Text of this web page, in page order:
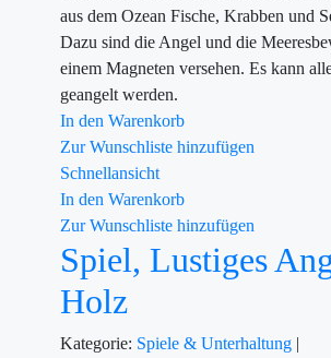
aus dem Ozean Fische, Krabben und
Dazu sind die Angel und die
einem Magneten versehen. Es kann
geangelt werden.
In den Warenkorb
Zur Wunschliste hinzufügen
Schnellansicht
In den Warenkorb
Zur Wunschliste hinzufügen
Spiel, Lustiges
Holz
Kategorie: Spiele & Unterhaltung |